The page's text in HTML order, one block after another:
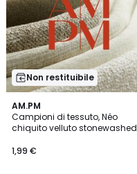
Non restituibile
AM.PM
Campioni di tessuto, Néo
chiquito velluto stonewashed
1,99 €